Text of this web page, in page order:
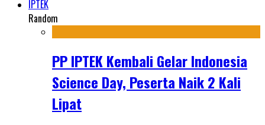
IPTEK
Random
PP IPTEK Kembali Gelar Indonesia
Science Day, Peserta Naik 2 Kali
Lipat